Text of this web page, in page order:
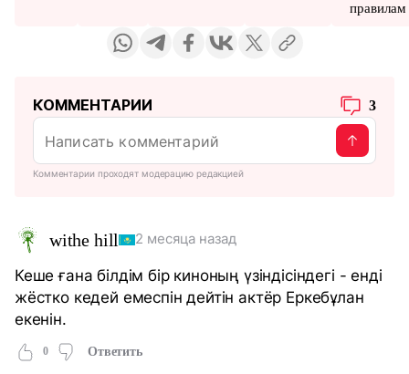
правилам
КОММЕНТАРИИ 3
Комментарии проходят модерацию редакцией
withe hill 2 месяца назад
Кеше ғана білдім бір киноның үзіндісіндегі - енді
жёстко кедей емеспін дейтін актёр Еркебұлан
екенін.
0 Ответить